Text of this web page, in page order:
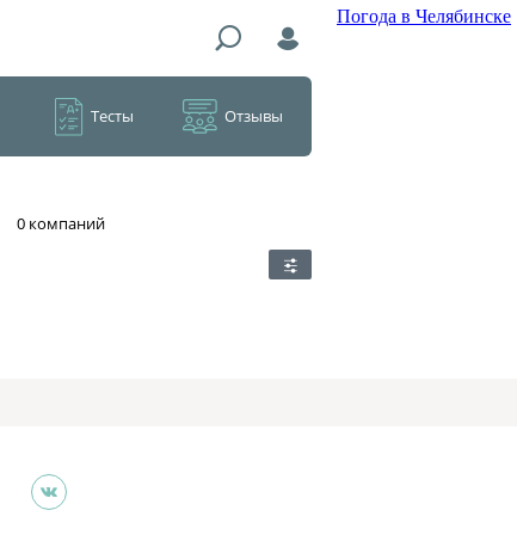
Погода в Челябинске
Тесты Отзывы
​0 компаний